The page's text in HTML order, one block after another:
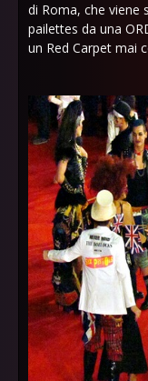
di Roma, che viene
pailettes da una
un Red Carpet mai